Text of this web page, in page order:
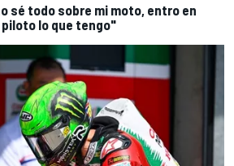
sé todo sobre mi moto, entro en
lo que tengo"